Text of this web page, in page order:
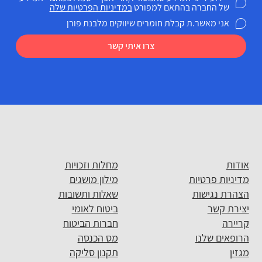
צרו איתי קשר
של החברה בהתאם למפורטבמדיניות הפרטיות שלה
אני מאשר.ת קבלת חומרים שיווקים מלבנת פורן
אודות
מדיניות פרטיות
הצהרת נגישות
יצירת קשר
קריירה
הרופאים שלנו
מגזין
מחלות וזכויות
מילון מושגים
שאלות ותשובות
ביטוח לאומי
חברות הביטוח
מס הכנסה
תקנון סליקה